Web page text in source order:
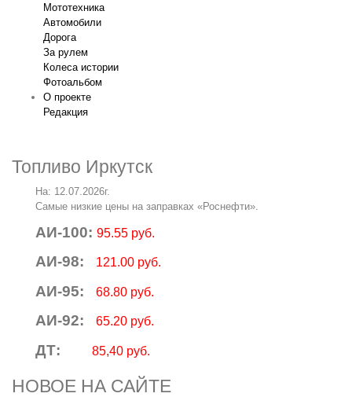
Мототехника
Автомобили
Дорога
За рулем
Колеса истории
Фотоальбом
О проекте
Редакция
Топливо Иркутск
На: 12.07.2026г.
Самые низкие цены на заправках «Роснефти».
АИ-100: 95.55 руб.
АИ-98: 121.00 руб.
АИ-95: 68.80 руб.
АИ-92: 65.20 руб.
ДТ: 85,40 руб.
НОВОЕ НА САЙТЕ